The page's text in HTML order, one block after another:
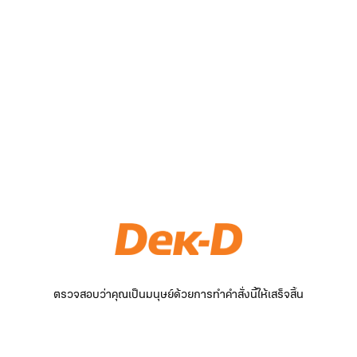
ตรวจสอบว่าคุณเป็นมนุษย์ด้วยการทำคำสั่งนี้ให้เสร็จสิ้น